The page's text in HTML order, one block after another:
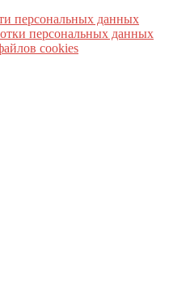
персональных данных
персональных данных
cookies